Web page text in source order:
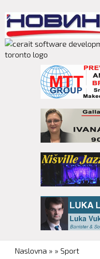
main
content
You are here
Naslovna » » Sport